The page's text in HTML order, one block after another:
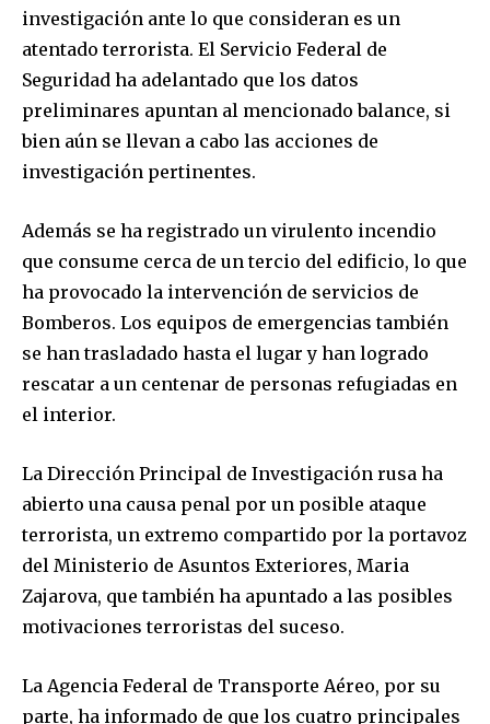
investigación ante lo que consideran es un
atentado terrorista. El Servicio Federal de
Seguridad ha adelantado que los datos
preliminares apuntan al mencionado balance, si
bien aún se llevan a cabo las acciones de
investigación pertinentes.
Además se ha registrado un virulento incendio
que consume cerca de un tercio del edificio, lo que
ha provocado la intervención de servicios de
Bomberos. Los equipos de emergencias también
se han trasladado hasta el lugar y han logrado
rescatar a un centenar de personas refugiadas en
el interior.
La Dirección Principal de Investigación rusa ha
abierto una causa penal por un posible ataque
terrorista, un extremo compartido por la portavoz
del Ministerio de Asuntos Exteriores, Maria
Zajarova, que también ha apuntado a las posibles
motivaciones terroristas del suceso.
La Agencia Federal de Transporte Aéreo, por su
parte, ha informado de que los cuatro principales